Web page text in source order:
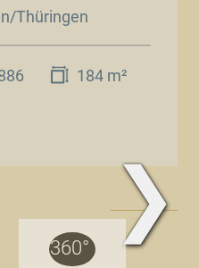
Thüringen
184 m²
❯